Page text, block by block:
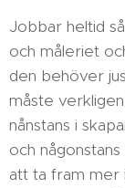
Jobbar heltid
och måleriet
den behöver
måste
nånstans i
och
att ta fram mer